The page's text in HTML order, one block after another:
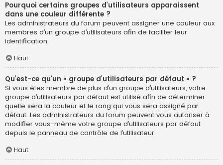
Pourquoi certains groupes d’utilisateurs apparaissent
dans une couleur différente ?
Les administrateurs du forum peuvent assigner une couleur aux
membres d’un groupe d’utilisateurs afin de faciliter leur
identification.
Haut
Qu’est-ce qu’un « groupe d’utilisateurs par défaut » ?
Si vous êtes membre de plus d’un groupe d’utilisateurs, votre
groupe d’utilisateurs par défaut est utilisé afin de déterminer
quelle sera la couleur et le rang qui vous sera assigné par
défaut. Les administrateurs du forum peuvent vous autoriser à
modifier vous-même votre groupe d’utilisateurs par défaut
depuis le panneau de contrôle de l’utilisateur.
Haut